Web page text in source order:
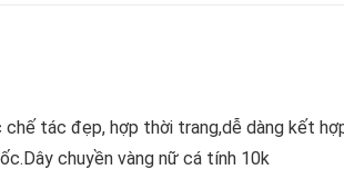
tác đẹp, hợp thời trang,dễ dàng kết
chuyền vàng nữ cá tính 10k